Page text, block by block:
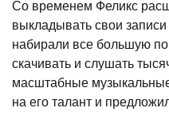
Со временем Феликс
выкладывать свои
набирали все большую
скачивать и слушать
масштабные
на его талант и